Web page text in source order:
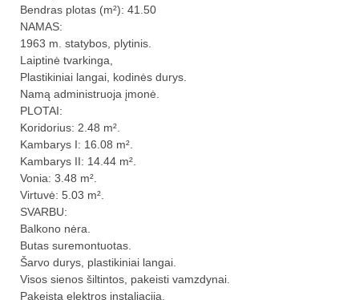
Bendras plotas (m²): 41.50
NAMAS:
1963 m. statybos, plytinis.
Laiptinė tvarkinga,
Plastikiniai langai, kodinės durys.
Namą administruoja įmonė.
PLOTAI:
Koridorius: 2.48 m².
Kambarys I: 16.08 m².
Kambarys II: 14.44 m².
Vonia: 3.48 m².
Virtuvė: 5.03 m².
SVARBU:
Balkono nėra.
Butas suremontuotas.
Šarvo durys, plastikiniai langai.
Visos sienos šiltintos, pakeisti vamzdynai.
Pakeista elektros instaliacija.